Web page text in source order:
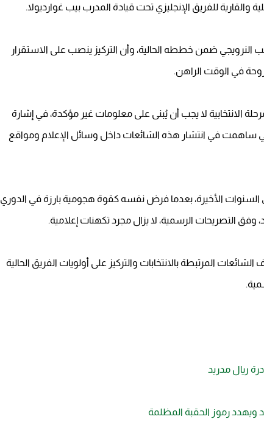
والقارية للفريق الإنجليزي تحت قيادة المدرب بيب غوارديولا.
ضمن خططه الحالية، وأن التركيز ينصب على الاستقرار
في الوقت الراهن.
الانتخابية لا يجب أن يُبنى على معلومات غير مؤكدة، في إشارة
ساهمت في انتشار هذه الشائعات داخل وسائل الإعلام ومواقع
في السنوات الأخيرة، بعدما فرض نفسه كقوة هجومية بارزة في الدوري
وفق التصريحات الرسمية، لا يزال مجرد تكهنات إعلامية.
المرتبطة بالانتخابات والتركيز على أولويات الفريق الحالية
ريال مدريد
ويهدد رموز الحقبة المظلمة